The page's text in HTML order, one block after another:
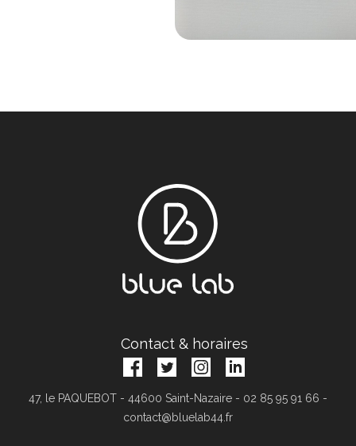
Contact & horaires
47, le PAQUEBOT - 44600 Saint-Nazaire - 02 85 95 91 66 -
contact@bluelab44.fr